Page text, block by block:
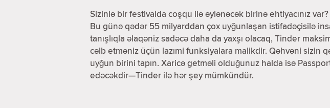
Sizinlə bir festivalda coşqu ilə əylənəcək birinə ehtiyacınız
Bu günə qədər 55 milyarddan çox uyğunlaşan istifadəçisilə
tanışlıqla əlaqəniz sadəcə daha da yaxşı olacaq, Tinder
cəlb etməniz üçün lazımi funksiyalara malikdir. Qəhvəni sizin
uyğun birini tapın. Xaricə getməli olduğunuz halda isə
edəcəkdir—Tinder ilə hər şey mümkündür.